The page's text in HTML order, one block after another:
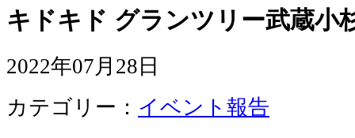
キドキド グランツリー武蔵小
2022年07月28日
カテゴリー： イベント報告